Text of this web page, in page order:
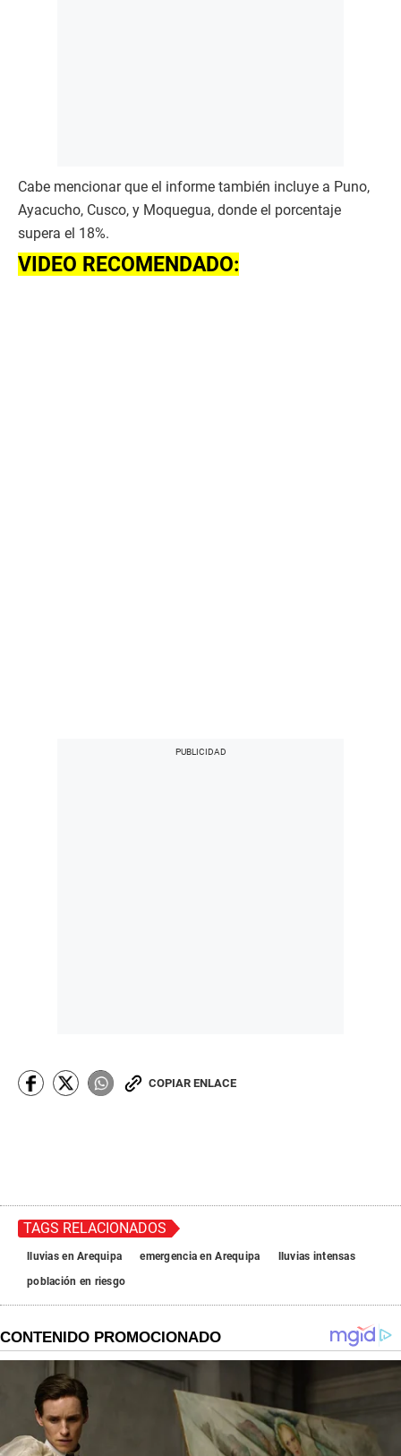
Cabe mencionar que el informe también incluye a Puno,
Ayacucho, Cusco, y Moquegua, donde el porcentaje
supera el 18%.
VIDEO RECOMENDADO:
COPIAR ENLACE
TAGS RELACIONADOS
lluvias en Arequipa emergencia en Arequipa
lluvias intensas
población en riesgo